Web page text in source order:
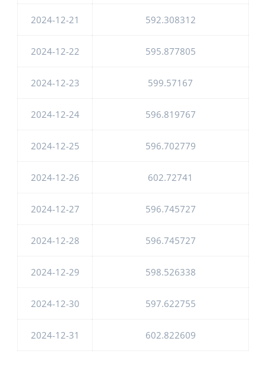
2024-12-21 592.308312
2024-12-22 595.877805
2024-12-23 599.57167
2024-12-24 596.819767
2024-12-25 596.702779
2024-12-26 602.72741
2024-12-27 596.745727
2024-12-28 596.745727
2024-12-29 598.526338
2024-12-30 597.622755
2024-12-31 602.822609